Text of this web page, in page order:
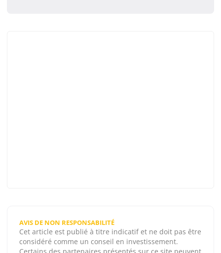
AVIS DE NON RESPONSABILITÉ
Cet article est publié à titre indicatif et ne doit pas être
considéré comme un conseil en investissement.
Certains des partenaires présentés sur ce site peuvent